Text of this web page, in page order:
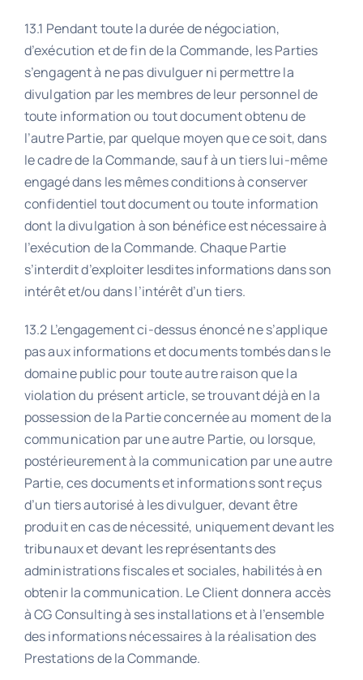
13.1 Pendant toute la durée de négociation,
d’exécution et de fin de la Commande, les Parties
s’engagent à ne pas divulguer ni permettre la
divulgation par les membres de leur personnel de
toute information ou tout document obtenu de
l’autre Partie, par quelque moyen que ce soit, dans
le cadre de la Commande, sauf à un tiers lui-même
engagé dans les mêmes conditions à conserver
confidentiel tout document ou toute information
dont la divulgation à son bénéfice est nécessaire à
l’exécution de la Commande. Chaque Partie
s’interdit d’exploiter lesdites informations dans son
intérêt et/ou dans l’intérêt d’un tiers.
13.2 L’engagement ci-dessus énoncé ne s’applique
pas aux informations et documents tombés dans le
domaine public pour toute autre raison que la
violation du présent article, se trouvant déjà en la
possession de la Partie concernée au moment de la
communication par une autre Partie, ou lorsque,
postérieurement à la communication par une autre
Partie, ces documents et informations sont reçus
d’un tiers autorisé à les divulguer, devant être
produit en cas de nécessité, uniquement devant les
tribunaux et devant les représentants des
administrations fiscales et sociales, habilités à en
obtenir la communication. Le Client donnera accès
à CG Consulting à ses installations et à l’ensemble
des informations nécessaires à la réalisation des
Prestations de la Commande.